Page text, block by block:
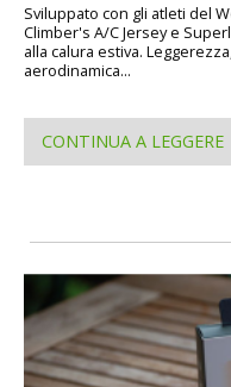
Sviluppato con gli atleti del
Climber's A/C Jersey e
alla calura estiva.
aerodinamica...
CONTINUA A LEGGERE